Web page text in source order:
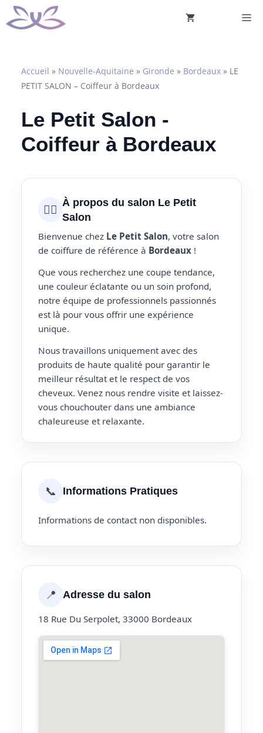
Aller
au
Accueil » Nouvelle-Aquitaine » Gironde » Bordeaux » LE
PETIT SALON – Coiffeur à Bordeaux
Le Petit Salon -
Coiffeur à Bordeaux
💇‍♀️ À propos du salon Le Petit
Salon
Bienvenue chez Le Petit Salon, votre salon
de coiffure de référence à Bordeaux !
Que vous recherchez une coupe tendance,
une couleur éclatante ou un soin profond,
notre équipe de professionnels passionnés
est là pour vous offrir une expérience
unique.
Nous travaillons uniquement avec des
produits de haute qualité pour garantir le
meilleur résultat et le respect de vos
cheveux. Venez nous rendre visite et laissez-
vous chouchouter dans une ambiance
chaleureuse et relaxante.
📞 Informations Pratiques
Informations de contact non disponibles.
📍 Adresse du salon
18 Rue Du Serpolet, 33000 Bordeaux